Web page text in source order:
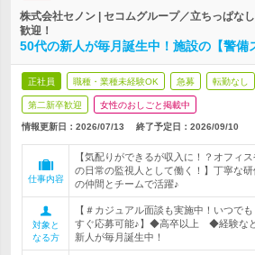
株式会社セノン | セコムグループ／立ちっぱな
歓迎！
50代の新人が毎月誕生中！施設の【警備
正社員 職種・業種未経験OK 急募 転勤なし
第二新卒歓迎 女性のおしごと掲載中
情報更新日：2026/07/13 終了予定日： 2026/09/10
仕事内容
【気配りができるが収入に！？オフィ
の日常の監視人として働く！】丁寧な
の仲間とチームで活躍♪
対象と
なる方
【＃カジュアル面談も実施中！いつで
すぐ応募可能♪】◆高卒以上 ◆経験な
新人が毎月誕生中！